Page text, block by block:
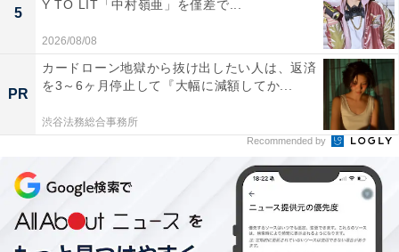
同率2位：糸魚川市／36票
もう一つの同率2位は、新潟県の最西端に位置する糸魚
川（いといがわ）市です。世界ジオパークに認定された
壮大な自然環境を有し、日本随一のヒスイの産地として
も広く知られています。「糸」「魚」「川」という詩的
で美しい自然の要素が並んだ漢字表記と、どこかリズミ
カルで雄大な響きが、特別感のある洗練されたかっこよ
5
Y TO LIT「中村嶺亜」を僅差で...
2026/08/08
PR
カードローン地獄から抜け出したい人は、返済
を3～6ヶ月停止して『大幅に減額してか...
渋谷法務総合事務所
Recommended by